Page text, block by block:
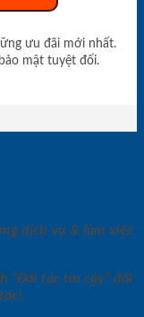
ưu đãi mới nhất.
mật tuyệt đối.
dịch vụ & làm việc
“Đối tác tin cậy” đối